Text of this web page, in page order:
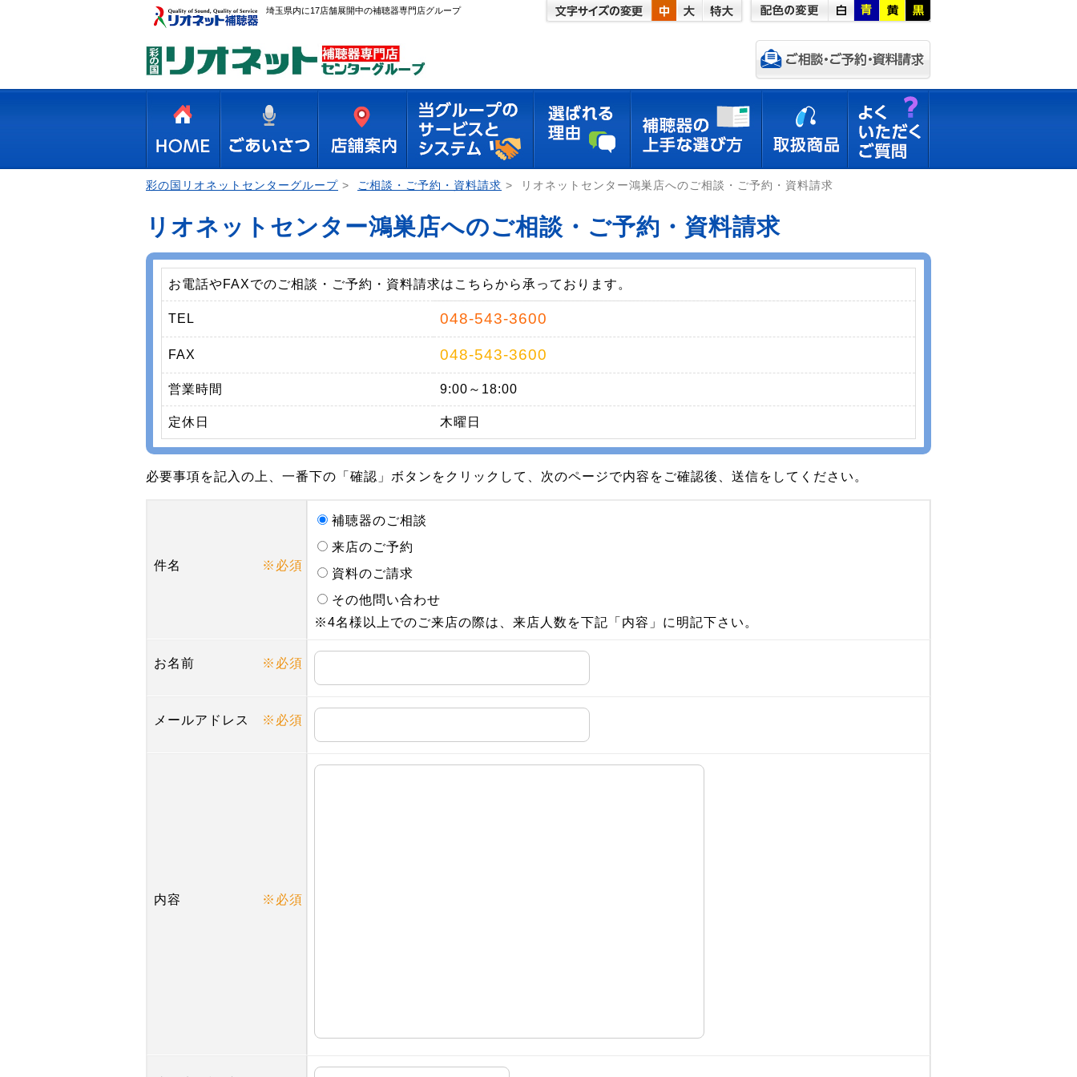
埼玉県内に17店舗展開中の補聴器専門店グループ
彩の国リオネットセンターグループ > ご相談・ご予約・資料請求 > リオネットセンター鴻巣店へのご相談・ご予約・資料請求
リオネットセンター鴻巣店へのご相談・ご予約・資料請求
お電話やFAXでのご相談・ご予約・資料請求はこちらから承っております。
TEL 048-543-3600
FAX 048-543-3600
営業時間 9:00～18:00
定休日 木曜日
必要事項を記入の上、一番下の「確認」ボタンをクリックして、次のページで内容をご確認後、送信をしてください。
件名 ※必須
補聴器のご相談
来店のご予約
資料のご請求
その他問い合わせ
※4名様以上でのご来店の際は、来店人数を下記「内容」に明記下さい。
お名前 ※必須
メールアドレス ※必須
内容 ※必須